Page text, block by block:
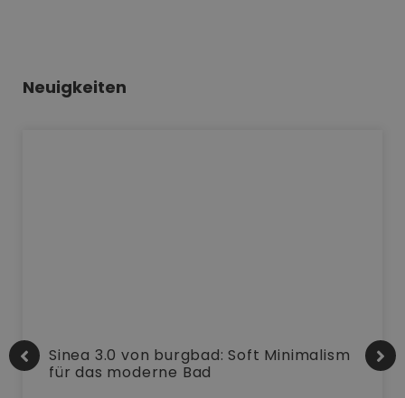
Neuigkeiten
Sinea 3.0 von burgbad: Soft Minimalism
für das moderne Bad